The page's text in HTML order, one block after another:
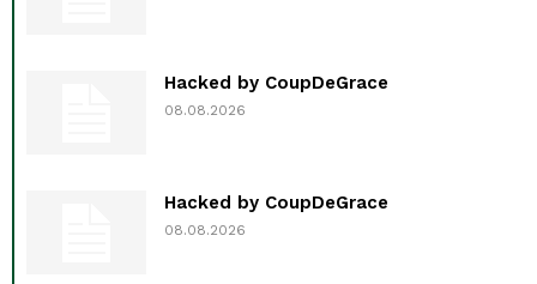
Hacked by CoupDeGrace
08.08.2026
Hacked by CoupDeGrace
08.08.2026